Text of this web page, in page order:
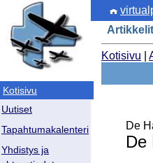
Kotisivu
Uutiset
Tapahtumakalenteri
Yhdistys ja
Artikkelit
Kotisivu
De
De